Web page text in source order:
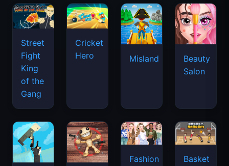
Street
Fight
King
of the
Gang
Cricket
Hero
Misland
Beauty
Salon
Fashion
Basket